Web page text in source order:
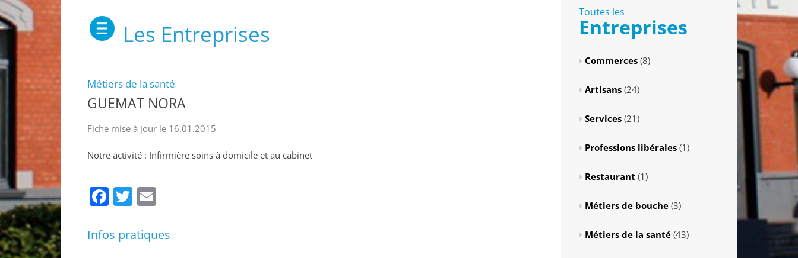
Les Entreprises
Métiers de la santé
GUEMAT NORA
Fiche mise à jour le 16.01.2015
Notre activité : Infirmière soins à domicile et au cabinet
Facebook
Twitter
Infos pratiques
Toutes les
Entreprises
Commerces (8)
Artisans (24)
Services (21)
Professions libérales (1)
Restaurant (1)
Métiers de bouche (3)
Métiers de la santé (43)